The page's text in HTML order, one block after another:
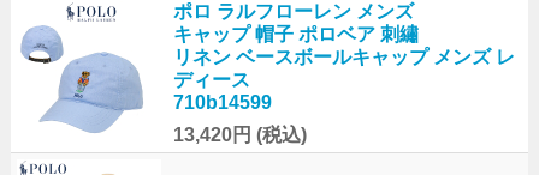
ポロ ラルフローレン メンズ
キャップ 帽子 ポロベア 刺繡
リネン ベースボールキャップ メンズ レ
ディース
710b14599
13,420円 (税込)